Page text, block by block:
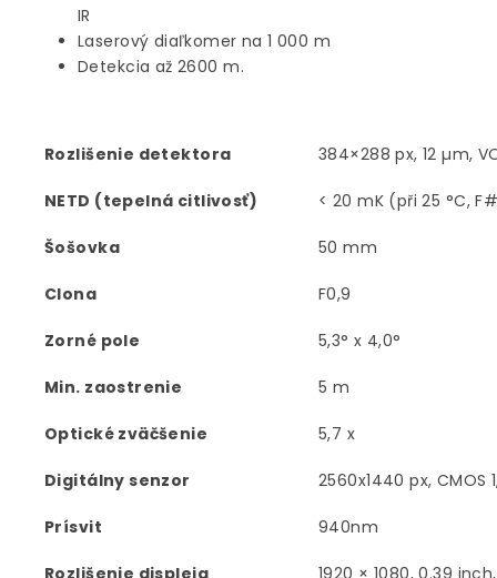
IR
Laserový diaľkomer na 1 000 m
Detekcia až 2600 m.
Rozlišenie detektora 384×288 px, 12 µm,
NETD (tepelná citlivosť) < 20 mK (při 25 °C,
Šošovka 50 mm
Clona F0,9
Zorné pole 5,3° x 4,0°
Min. zaostrenie 5 m
Optické zväčšenie 5,7 x
Digitálny senzor 2560x1440 px, CMOS
Prísvit 940nm
Rozlišenie displeja 1920 × 1080, 0.39 inch,